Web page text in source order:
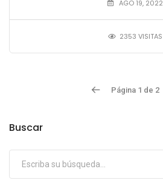
AGO 19, 2022
2353 VISITAS
Página 1 de 2
Buscar